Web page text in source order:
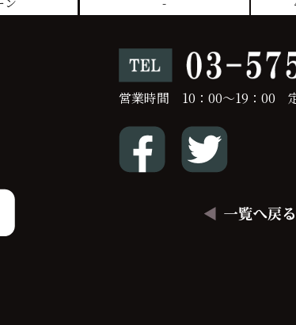
営業時間 10：00～19：00